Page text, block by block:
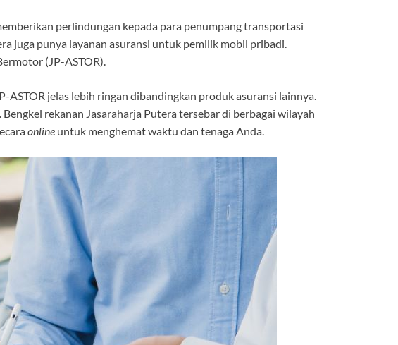
perlindungan kepada para penumpang transportasi
juga punya layanan asuransi untuk pemilik mobil pribadi.
(JP-ASTOR).
ASTOR jelas lebih ringan dibandingkan produk asuransi lainnya.
rekanan Jasaraharja Putera tersebar di berbagai wilayah
online untuk menghemat waktu dan tenaga Anda.